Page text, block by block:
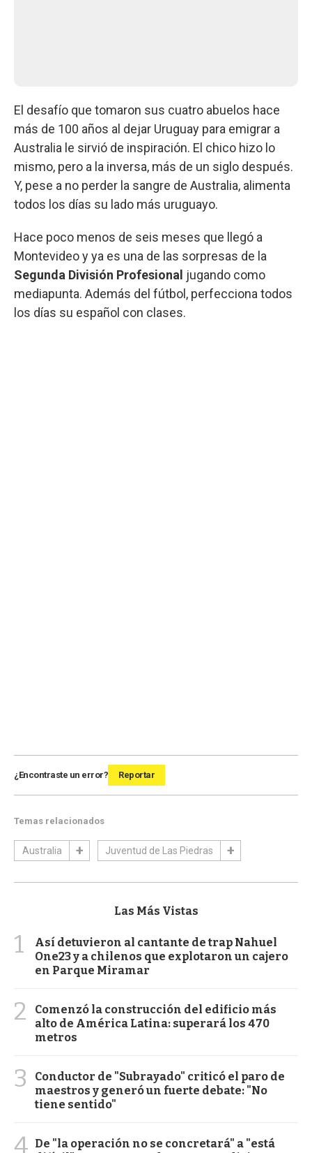
El desafío que tomaron sus cuatro abuelos hace
más de 100 años al dejar Uruguay para emigrar a
Australia le sirvió de inspiración. El chico hizo lo
mismo, pero a la inversa, más de un siglo después.
Y, pese a no perder la sangre de Australia, alimenta
todos los días su lado más uruguayo.
Hace poco menos de seis meses que llegó a
Montevideo y ya es una de las sorpresas de la
Segunda División Profesional jugando como
mediapunta. Además del fútbol, perfecciona todos
los días su español con clases.
¿Encontraste un error? Reportar
Temas relacionados
Australia Juventud de Las Piedras
Las Más Vistas
1
Así detuvieron al cantante de trap Nahuel
One23 y a chilenos que explotaron un cajero
en Parque Miramar
2
Comenzó la construcción del edificio más
alto de América Latina: superará los 470
metros
3
Conductor de "Subrayado" criticó el paro de
maestros y generó un fuerte debate: "No
tiene sentido"
4 De "la operación no se concretará" a "está